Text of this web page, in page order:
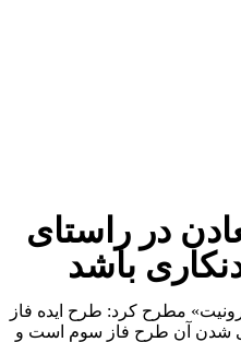
در راستای
باشد
مطرح کرد: طرح ایده فاز
شدن آن طرح فاز سوم است و